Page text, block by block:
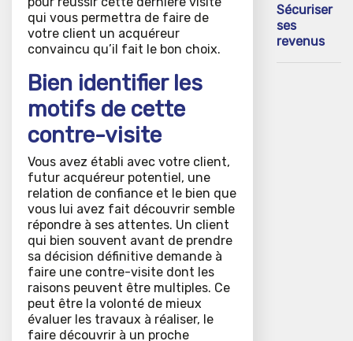
qui vous permettra de faire de
votre client un acquéreur
convaincu qu’il fait le bon choix.
Bien identifier les
motifs de cette
contre-visite
Vous avez établi avec votre client,
futur acquéreur potentiel, une
relation de confiance et le bien que
vous lui avez fait découvrir semble
répondre à ses attentes. Un client
qui bien souvent avant de prendre
sa décision définitive demande à
faire une contre-visite dont les
raisons peuvent être multiples. Ce
peut être la volonté de mieux
évaluer les travaux à réaliser, le
faire découvrir à un proche
Sécuriser
ses
revenus